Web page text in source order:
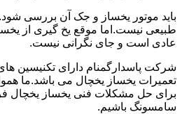
باید موتور یخساز و جک آن بررسی
طبیعی نیست.اما موقع یخ گیری از
عادی است و جای نگرانی نیست.
شرکت پاسدارگمنام دارای تکنیسین های
تعمیرات یخساز یخچال می باشد.ما
برای حل مشکلات فنی یخساز یخچال
سامسونگ باشیم.